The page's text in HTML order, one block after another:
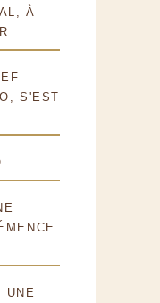
À
S'EST
UNE